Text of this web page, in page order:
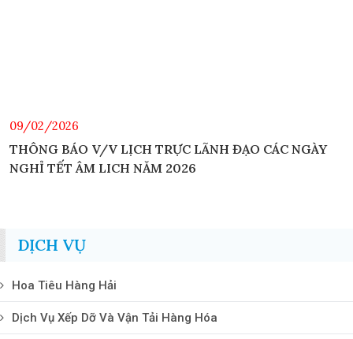
09/02/2026
THÔNG BÁO V/V LỊCH TRỰC LÃNH ĐẠO CÁC NGÀY
NGHỈ TẾT ÂM LICH NĂM 2026
DỊCH VỤ
Hoa Tiêu Hàng Hải
Dịch Vụ Xếp Dỡ Và Vận Tải Hàng Hóa